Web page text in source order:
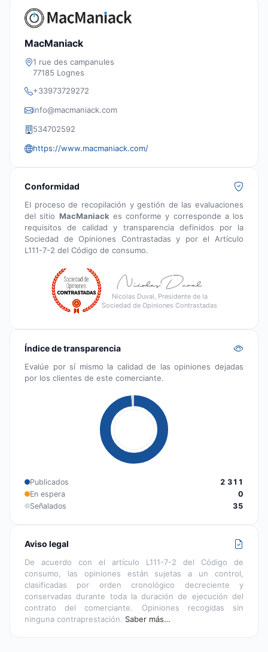
MacManiack
1 rue des campanules
77185 Lognes
+33973729272
info@macmaniack.com
534702592
https://www.macmaniack.com/
Conformidad
El proceso de recopilación y gestión de las evaluaciones
del sitio MacManiack es conforme y corresponde a los
requisitos de calidad y transparencia definidos por la
Sociedad de Opiniones Contrastadas y por el Artículo
L111-7-2 del Código de consumo.
Nicolas Duval, Presidente de la
Sociedad de Opiniones Contrastadas
Índice de transparencia
Evalúe por sí mismo la calidad de las opiniones dejadas
por los clientes de este comerciante.
Publicados
2 311
En espera
0
Señalados
35
Aviso legal
De acuerdo con el artículo L111-7-2 del Código de
consumo, las opiniones están sujetas a un control,
clasificadas por orden cronológico decreciente y
conservadas durante toda la duración de ejecución del
contrato del comerciante. Opiniones recogidas sin
ninguna contraprestación. Saber más…